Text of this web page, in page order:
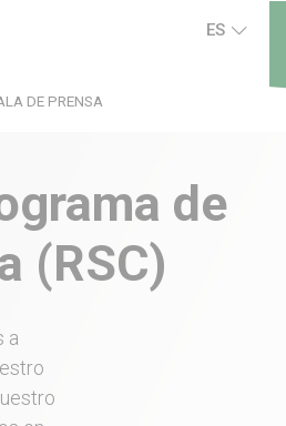
DE PRENSA
ES
de
(RSC)
a